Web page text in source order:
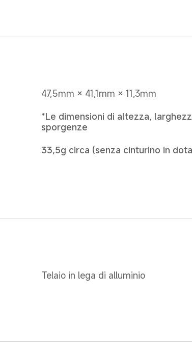
47,5mm × 41,1mm × 11,3mm
*Le dimensioni di altezza,
sporgenze
33,5g circa (senza cinturino in
Telaio in lega di alluminio